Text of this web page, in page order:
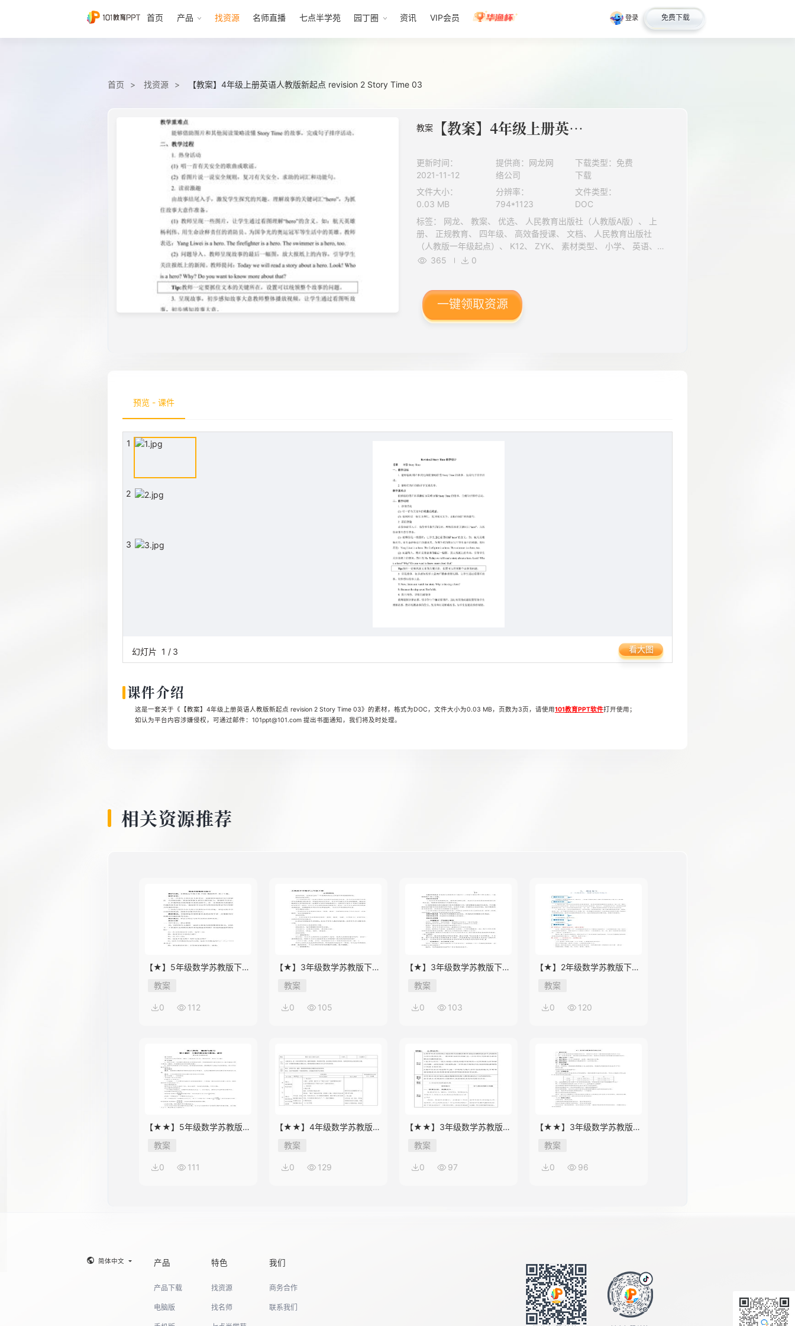
首页 产品 找资源 名师直播 七点半学苑 园丁圈 资讯 VIP会员 登录 免费下载
首页 找资源 【教案】4年级上册英语人教版新起点 revision 2 Story Time 03
教案 【教案】4年级上册英语人教版新起点 revision 2 Story Time 03
更新时间：
2021-11-12
提供商：网龙网
络公司
下载类型：免费
下载
文件大小：
0.03 MB
分辨率：
794*1123
文件类型：
DOC
标签： 网龙、 教案、 优选、 人民教育出版社（人教版A版）、 上
册、 正规教育、 四年级、 高效备授课、 文档、 人民教育出版社
（人教版一年级起点）、 K12、 ZYK、 素材类型、 小学、 英语、
ZYKB365 0
一键领取资源
预览 - 课件
1
2
3
幻灯片 1 / 3 看大图
课件介绍
这是一套关于《【教案】4年级上册英语人教版新起点 revision 2 Story Time 03》的素材，格式为DOC，文件大小为0.03 MB，页数为3页，请使用101教育PPT软件打开使用；
如认为平台内容涉嫌侵权，可通过邮件：101ppt@101.com 提出书面通知，我们将及时处理。
相关资源推荐
【★】5年级数学苏教版下册
教案第8单元《单元复习》
教案
0 112
【★】3年级数学苏教版下册
教案第9单元后《上学时间》
教案
0 105
【★】3年级数学苏教版下册
教案第9单元《数据的收集和
整理（二）》
教案
0 103
【★】2年级数学苏教版下册
教案第9单元《期末复习》
教案
0 120
【★★】5年级数学苏教版下
册教案第8单元《单元复习》
教案
0 111
【★★】4年级数学苏教版下
册教案第9单元《单元复习》
教案
0 129
【★★】3年级数学苏教版下
册教案第9单元后《上学时
间》
教案
0 97
【★★】3年级数学苏教版下
册教案第9单元《数据的收集
和整理（二）》
教案
0 96
简体中文 产品
产品下载
电脑版
特色
找资源
找名师
我们
商务合作
联系我们